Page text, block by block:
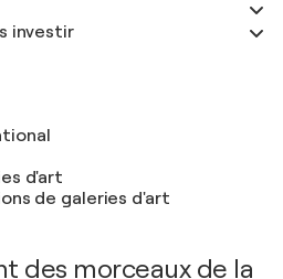
investir
d'art
de galeries d'art
des morceaux de la